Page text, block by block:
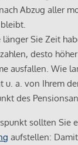
Abzug aller
länger Sie Zeit
desto
ausfallen. Wie
u. a. von Ihrem
des
sollten Sie
aufstellen: